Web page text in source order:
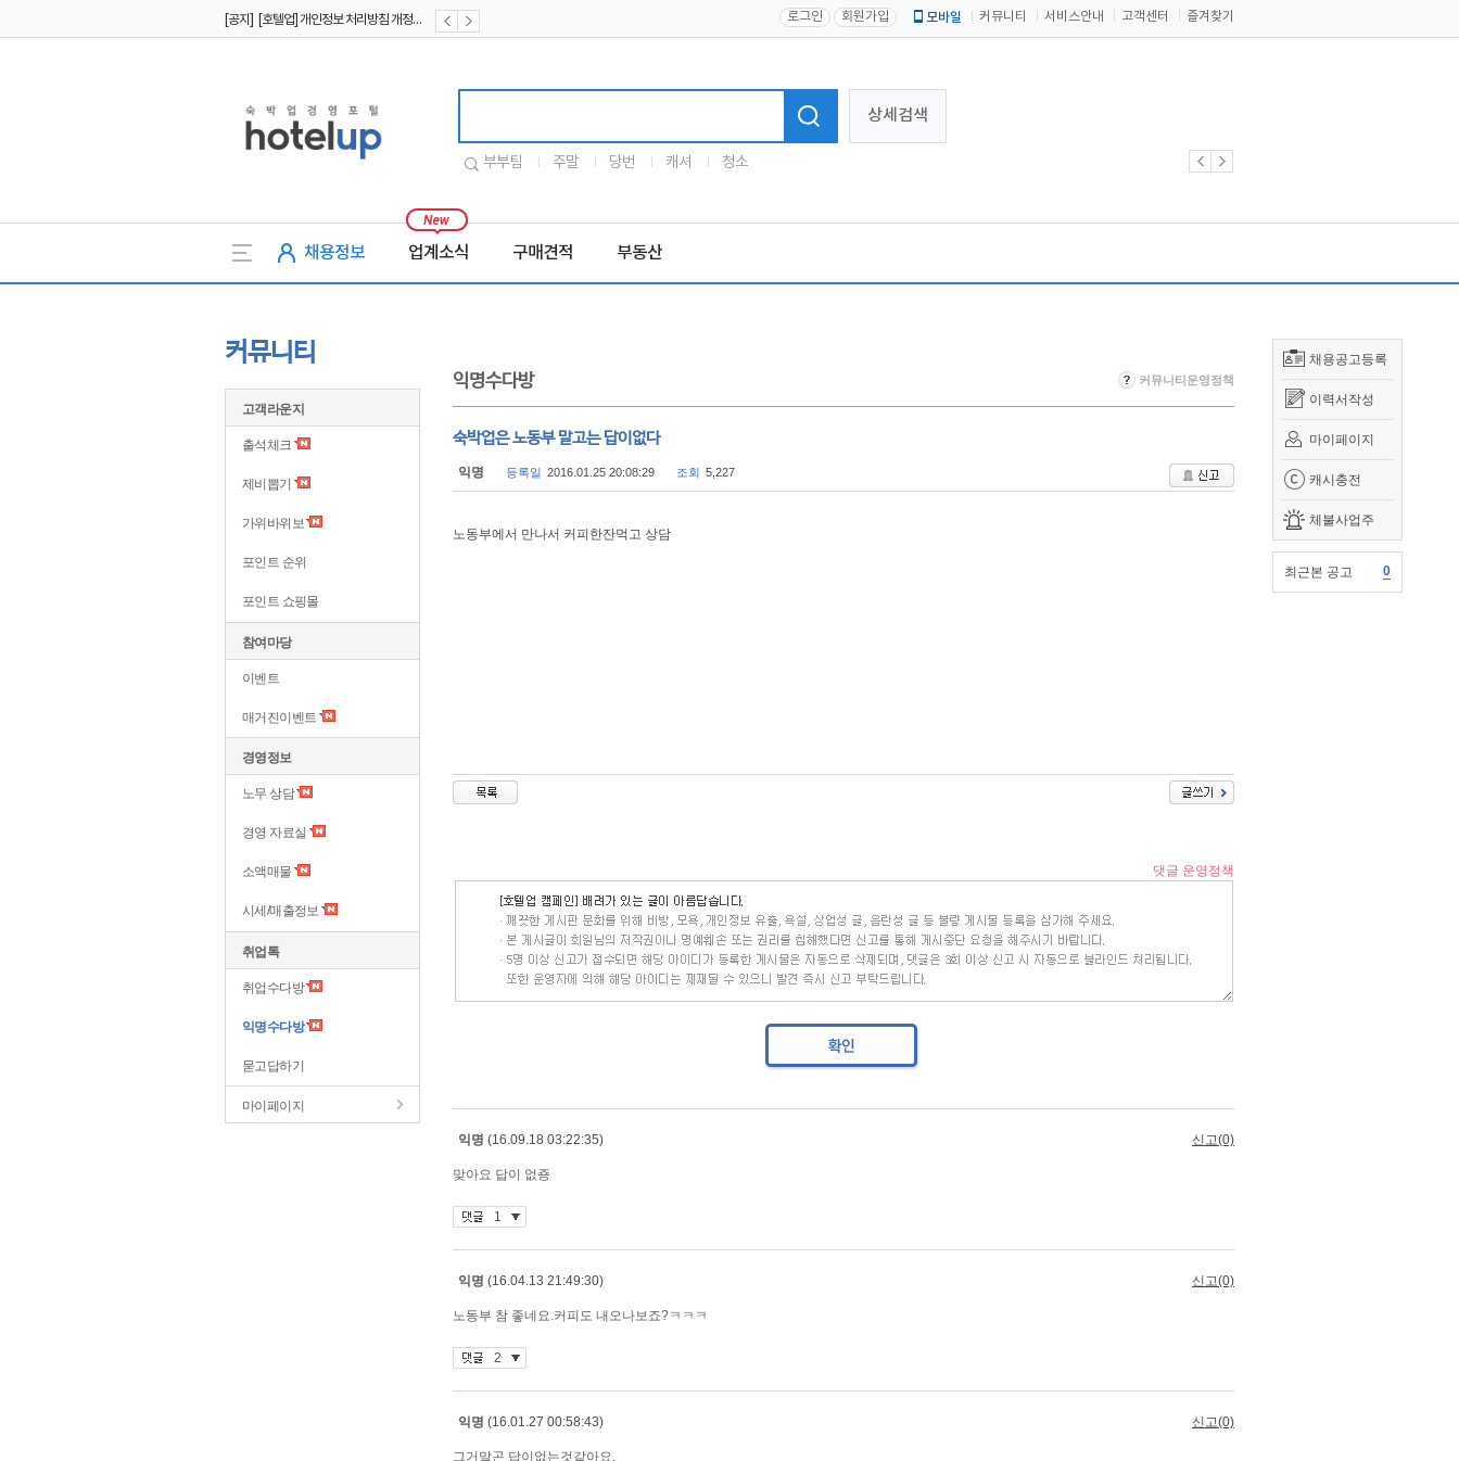
[공지] [호텔업] 개인정보 처리방침 개정본2 (19.09.02) 로그인 회원가입 모바일 커뮤니티 서비스안내 고객센터 즐겨찾기
상세검색
부부팀 주말 당번 캐셔 청소
채용정보 업계소식 구매견적 부동산
채용공고등록
이력서작성
마이페이지
캐시충전
체불사업주
최근본 공고 0
커뮤니티
고객라운지
출석체크
제비뽑기
가위바위보
포인트 순위
포인트 쇼핑몰
참여마당
이벤트
매거진이벤트
경영정보
노무 상담
경영 자료실
소액매물
시세/매출정보
취업톡
취업수다방
익명수다방
묻고답하기
마이페이지
익명수다방 커뮤니티운영정책
숙박업은 노동부 말고는 답이없다
익명 등록일 2016.01.25 20:08:29 조회 5,227
노동부에서 만나서 커피한잔먹고 상담